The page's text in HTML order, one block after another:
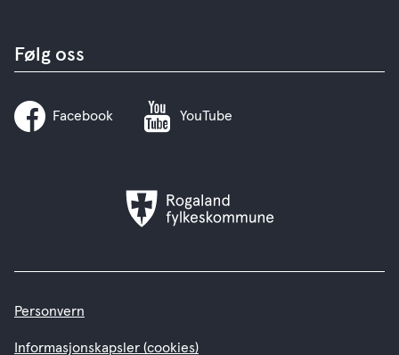
Følg oss
Facebook YouTube
Rogaland
fylkeskommune
Personvern
Informasjonskapsler (cookies)